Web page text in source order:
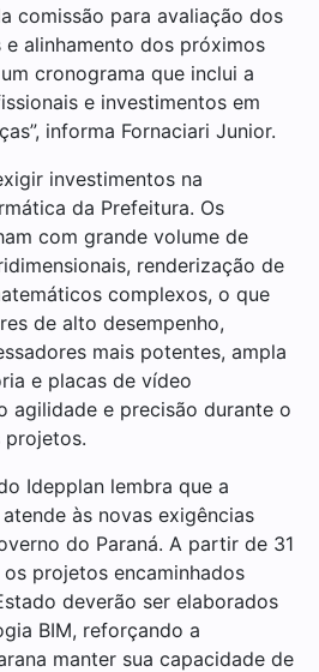
comissão para avaliação dos
alinhamento dos próximos
cronograma que inclui a
e investimentos em
informa Fornaciari Junior.
investimentos na
da Prefeitura. Os
com grande volume de
renderização de
complexos, o que
de alto desempenho,
mais potentes, ampla
e placas de vídeo
agilidade e precisão durante o
projetos.
Idepplan lembra que a
às novas exigências
do Paraná. A partir de 31
projetos encaminhados
deverão ser elaborados
BIM, reforçando a
manter sua capacidade de